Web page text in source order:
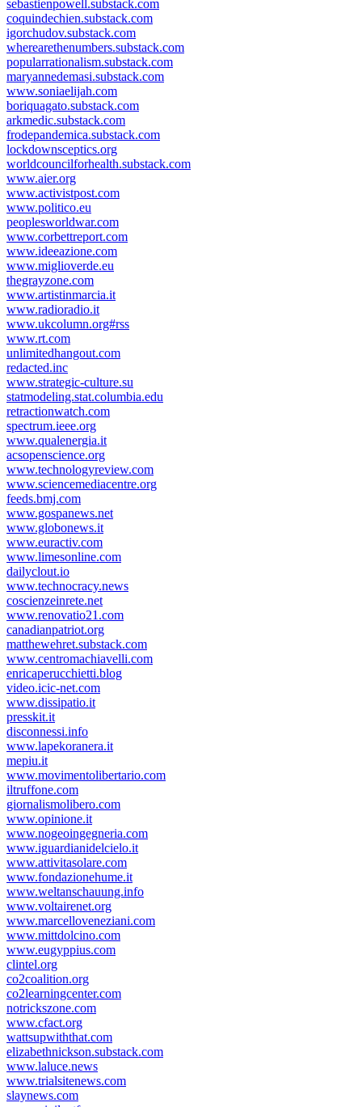
sebastienpowell.substack.com
coquindechien.substack.com
igorchudov.substack.com
wherearethenumbers.substack.com
popularrationalism.substack.com
maryannedemasi.substack.com
www.soniaelijah.com
boriquagato.substack.com
arkmedic.substack.com
frodepandemica.substack.com
lockdownsceptics.org
worldcouncilforhealth.substack.com
www.aier.org
www.activistpost.com
www.politico.eu
peoplesworldwar.com
www.corbettreport.com
www.ideeazione.com
www.miglioverde.eu
thegrayzone.com
www.artistinmarcia.it
www.radioradio.it
www.ukcolumn.org#rss
www.rt.com
unlimitedhangout.com
redacted.inc
www.strategic-culture.su
statmodeling.stat.columbia.edu
retractionwatch.com
spectrum.ieee.org
www.qualenergia.it
acsopenscience.org
www.technologyreview.com
www.sciencemediacentre.org
feeds.bmj.com
www.gospanews.net
www.globonews.it
www.euractiv.com
www.limesonline.com
dailyclout.io
www.technocracy.news
coscienzeinrete.net
www.renovatio21.com
canadianpatriot.org
matthewehret.substack.com
www.centromachiavelli.com
enricaperucchietti.blog
video.icic-net.com
www.dissipatio.it
presskit.it
disconnessi.info
www.lapekoranera.it
mepiu.it
www.movimentolibertario.com
iltruffone.com
giornalismolibero.com
www.opinione.it
www.nogeoingegneria.com
www.iguardianidelcielo.it
www.attivitasolare.com
www.fondazionehume.it
www.weltanschauung.info
www.voltairenet.org
www.marcelloveneziani.com
www.mittdolcino.com
www.eugyppius.com
clintel.org
co2coalition.org
co2learningcenter.com
notrickszone.com
www.cfact.org
wattsupwiththat.com
elizabethnickson.substack.com
www.laluce.news
www.trialsitenews.com
slaynews.com